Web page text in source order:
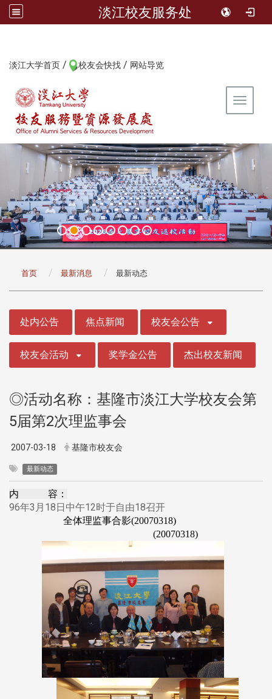
淡江校友服务处
淡江大学首页 / 校友会快找 / 网站导览
Toggle
首页 最新消息 最新动态
处内公告 焦点新闻 校友会公告
校友会活动 奖学金公告 杰出校友新闻
◎活动名称：基隆市淡江大学校友会第
5届第2次理监事会
2007-03-18 基隆市校友会
最新动态
内 容：
96年3月18日中午12时于自由18召开
全体理监事合影(20070318)
(20070318)